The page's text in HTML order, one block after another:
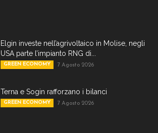
Elgin investe nell’agrivoltaico in Molise, negli
USA parte l’impianto RNG di...
GREEN ECONOMY 7 Agosto 2026
Terna e Sogin rafforzano i bilanci
GREEN ECONOMY 7 Agosto 2026